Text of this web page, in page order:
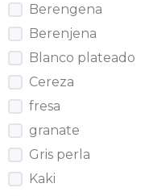
Berengena
Berenjena
Blanco plateado
Cereza
fresa
granate
Gris perla
Kaki